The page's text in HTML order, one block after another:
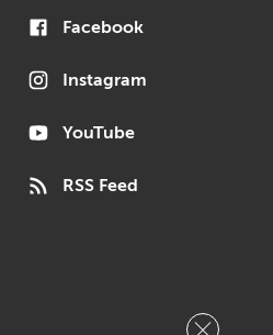
Facebook
Instagram
YouTube
RSS Feed